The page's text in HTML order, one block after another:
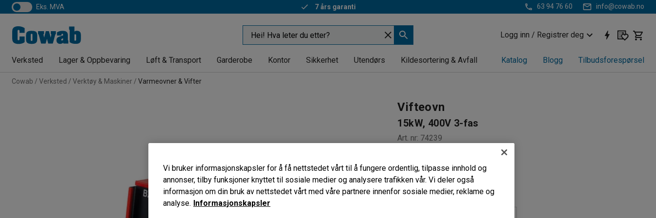
eks. MVA 7 års garanti 63 94 76 60 info@cowab.no
Logg inn / Registrer deg
Verksted Lager & Oppbevaring Løft & Transport Garderobe Kontor Sikkerhet Utendørs Kildesortering & Avfall Katalog Blogg Tilbudsforespørsel
Cowab Verksted Verktøy & Maskiner Varmeovner & Vifter
Vifteovn
15kW, 400V 3-fas
Art. nr: 74239
Kan veggmonteres
Med bærehåndtak
Vi bruker informasjonskapsler for å få nettstedet vårt til å fungere ordentlig, tilpasse innhold og
annonser, tilby funksjoner knyttet til sosiale medier og analysere trafikken vår. Vi deler også
informasjon om din bruk av nettstedet vårt med våre partnere innenfor sosiale medier, reklame og
analyse. Informasjonskapsler